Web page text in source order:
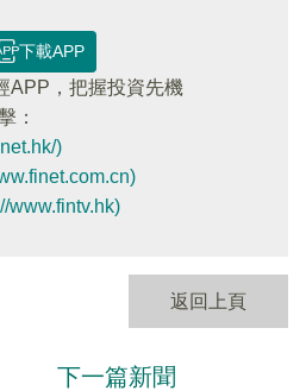
下載APP
APP，把握投資先機
：
)
www.fintv.hk)
返回上頁
下一篇新聞